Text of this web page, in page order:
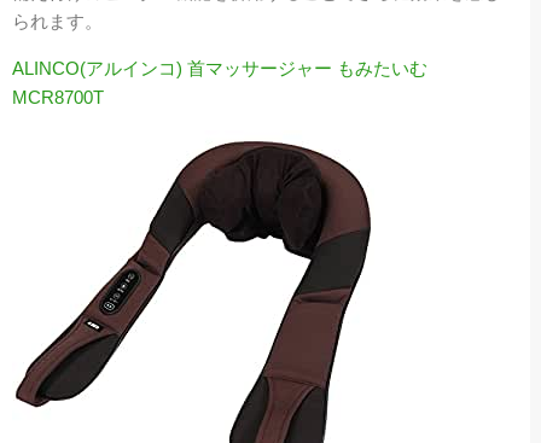
られます。
ALINCO(アルインコ) 首マッサージャー もみたいむ
MCR8700T